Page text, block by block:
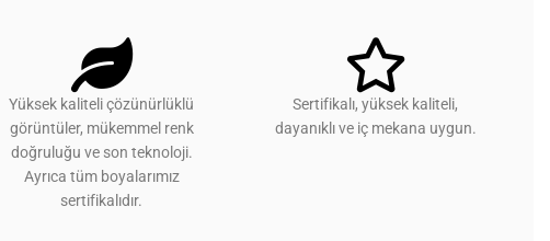
Yüksek kaliteli çözünürlüklü
görüntüler, mükemmel renk
doğruluğu ve son teknoloji.
Ayrıca tüm boyalarımız
sertifikalıdır.
Sertifikalı, yüksek kaliteli,
dayanıklı ve iç mekana uygun.